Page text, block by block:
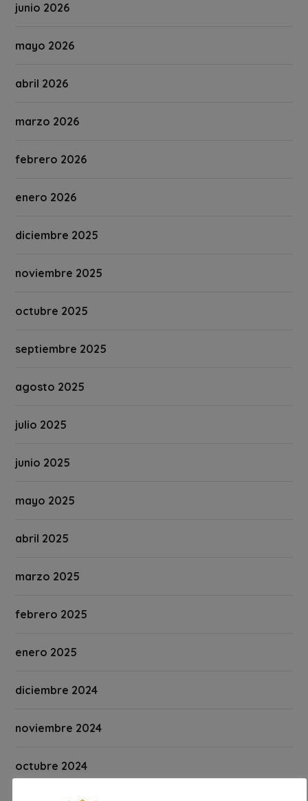
junio 2026
mayo 2026
abril 2026
marzo 2026
febrero 2026
enero 2026
diciembre 2025
noviembre 2025
octubre 2025
septiembre 2025
agosto 2025
julio 2025
junio 2025
mayo 2025
abril 2025
marzo 2025
febrero 2025
enero 2025
diciembre 2024
noviembre 2024
octubre 2024